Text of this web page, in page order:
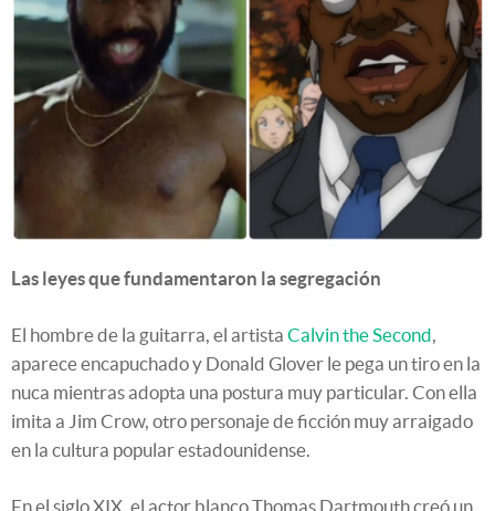
Las leyes que fundamentaron la segregación
El hombre de la guitarra, el artista Calvin the Second
aparece encapuchado y Donald Glover le pega un tiro en la
nuca mientras adopta una postura muy particular. Con ella
imita a Jim Crow, otro personaje de ficción muy arraigado
en la cultura popular estadounidense.
En el siglo XIX, el actor blanco Thomas Dartmouth creó un